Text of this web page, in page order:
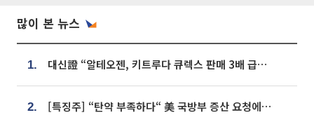
많이 본 뉴스
1. 대신證 “알테오젠, 키트루다 큐렉스 판매 3배 급증…목표가 41만원 상향”
2. [특징주] “탄약 부족하다“ 美 국방부 증산 요청에⋯국내 방산주 급등세